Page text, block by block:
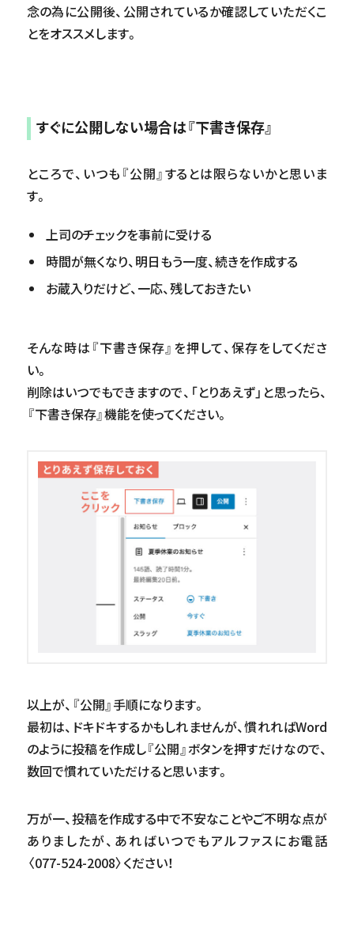
念の為に公開後、公開されているか確認していただくこ
とをオススメします。
すぐに公開しない場合は『下書き保存』
ところで、いつも『公開』するとは限らないかと思いま
す。
上司のチェックを事前に受ける
時間が無くなり、明日もう一度、続きを作成する
お蔵入りだけど、一応、残しておきたい
そんな時は『下書き保存』を押して、保存をしてくださ
い。
削除はいつでもできますので、「とりあえず」と思ったら、
『下書き保存』機能を使ってください。
以上が、『公開』手順になります。
最初は、ドキドキするかもしれませんが、慣れればWord
のように投稿を作成し『公開』ボタンを押すだけなので、
数回で慣れていただけると思います。
万が一、投稿を作成する中で不安なことやご不明な点が
ありましたが、あればいつでもアルファスにお電話
〈077-524-2008〉ください！